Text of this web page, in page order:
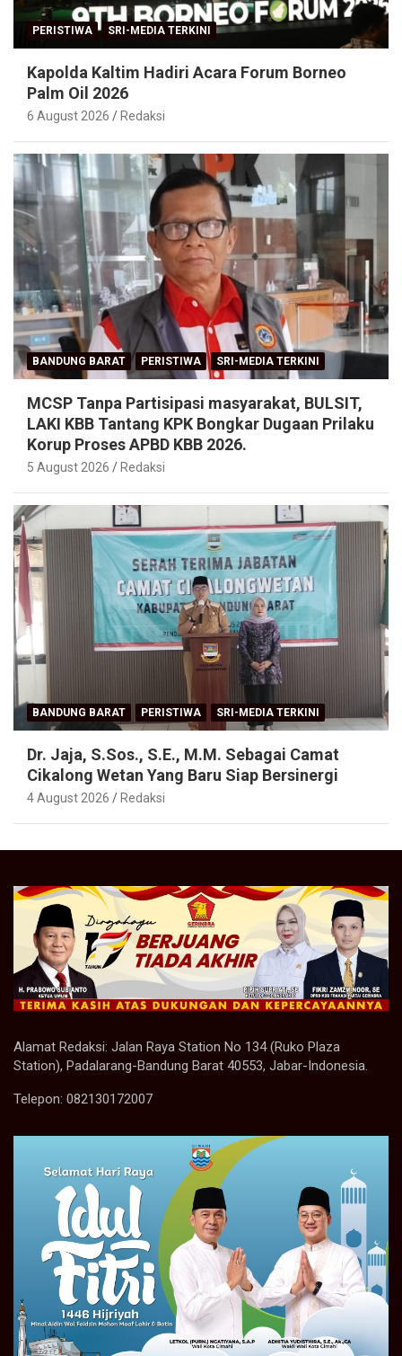
PERISTIWA SRI-MEDIA TERKINI
Kapolda Kaltim Hadiri Acara Forum Borneo
Palm Oil 2026
6 August 2026 Redaksi
BANDUNG BARAT PERISTIWA SRI-MEDIA TERKINI
MCSP Tanpa Partisipasi masyarakat, BULSIT,
LAKI KBB Tantang KPK Bongkar Dugaan Prilaku
Korup Proses APBD KBB 2026.
5 August 2026 Redaksi
BANDUNG BARAT PERISTIWA SRI-MEDIA TERKINI
Dr. Jaja, S.Sos., S.E., M.M. Sebagai Camat
Cikalong Wetan Yang Baru Siap Bersinergi
4 August 2026 Redaksi
Alamat Redaksi: Jalan Raya Station No 134 (Ruko Plaza
Station), Padalarang-Bandung Barat 40553, Jabar-Indonesia.
Telepon: 082130172007